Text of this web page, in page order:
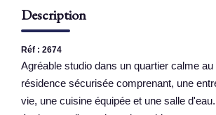
Description
Réf : 2674
Agréable studio dans un quartier calme
résidence sécurisée comprenant, une
vie, une cuisine équipée et une salle